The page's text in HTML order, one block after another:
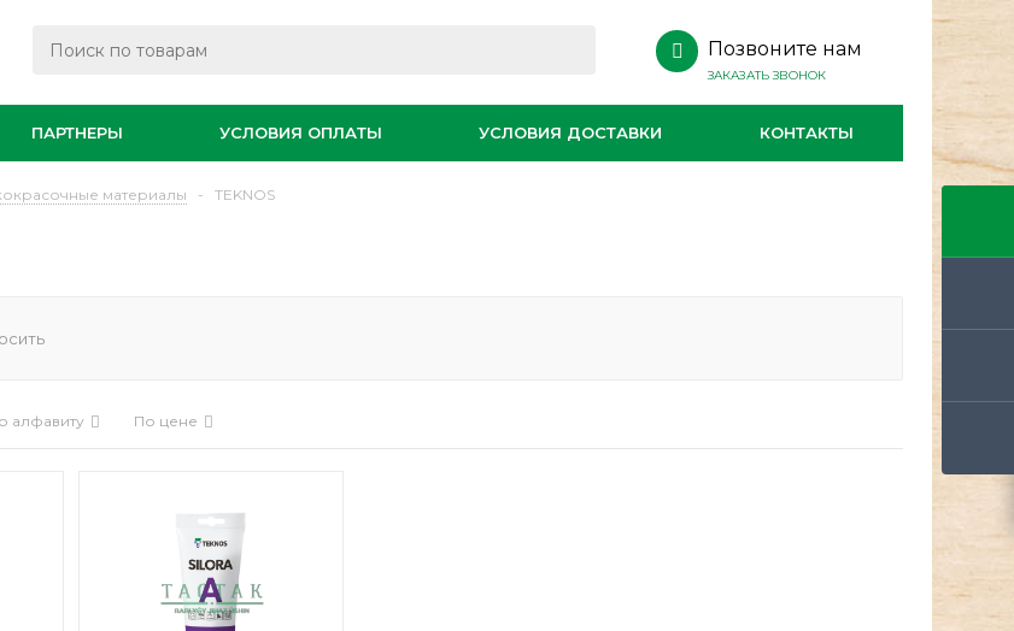
Позвоните нам
ЗАКАЗАТЬ ЗВОНОК
ПАРТНЕРЫ УСЛОВИЯ ОПЛАТЫ УСЛОВИЯ ДОСТАВКИ КОНТАКТЫ
материалы - TEKNOS
алфавиту По цене